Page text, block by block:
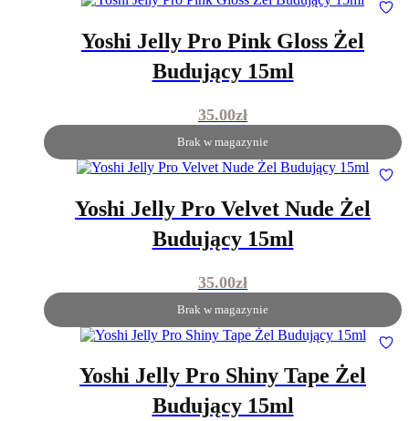
Yoshi Jelly Pro Pink Gloss Żel
Budujący 15ml
35.00zł
Brak w magazynie
Yoshi Jelly Pro Velvet Nude Żel
Budujący 15ml
35.00zł
Brak w magazynie
Yoshi Jelly Pro Shiny Tape Żel
Budujący 15ml